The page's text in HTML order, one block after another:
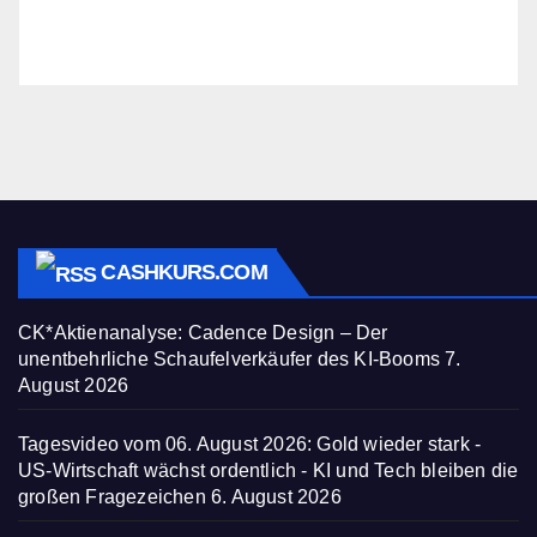
CASHKURS.COM
CK*Aktienanalyse: Cadence Design – Der
unentbehrliche Schaufelverkäufer des KI-Booms 7.
August 2026
Tagesvideo vom 06. August 2026: Gold wieder stark -
US-Wirtschaft wächst ordentlich - KI und Tech bleiben die
großen Fragezeichen 6. August 2026